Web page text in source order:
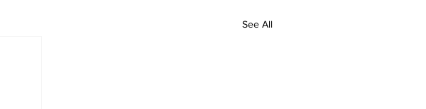
See All